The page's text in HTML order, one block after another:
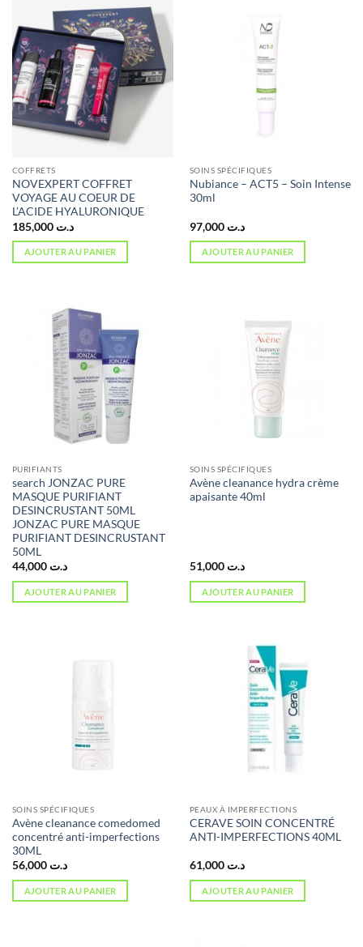
COFFRETS
NOVEXPERT COFFRET
VOYAGE AU COEUR DE
L’ACIDE HYALURONIQUE
د.ت 185,000
AJOUTER AU PANIER
SOINS SPÉCIFIQUES
Nubiance – ACT5 – Soin Intense
30ml
د.ت 97,000
AJOUTER AU PANIER
PURIFIANTS
search JONZAC PURE
MASQUE PURIFIANT
DESINCRUSTANT 50ML
JONZAC PURE MASQUE
PURIFIANT DESINCRUSTANT
50ML
د.ت 44,000
AJOUTER AU PANIER
SOINS SPÉCIFIQUES
Avène cleanance hydra crème
apaisante 40ml
د.ت 51,000
AJOUTER AU PANIER
SOINS SPÉCIFIQUES
Avène cleanance comedomed
concentré anti-imperfections
30ML
د.ت 56,000
AJOUTER AU PANIER
PEAUX À IMPERFECTIONS
CERAVE SOIN CONCENTRÉ
ANTI-IMPERFECTIONS 40ML
د.ت 61,000
AJOUTER AU PANIER